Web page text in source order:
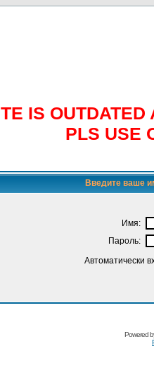
IS
PLS USE
Введите ваше
Имя:
Пароль:
Автоматически
Powered